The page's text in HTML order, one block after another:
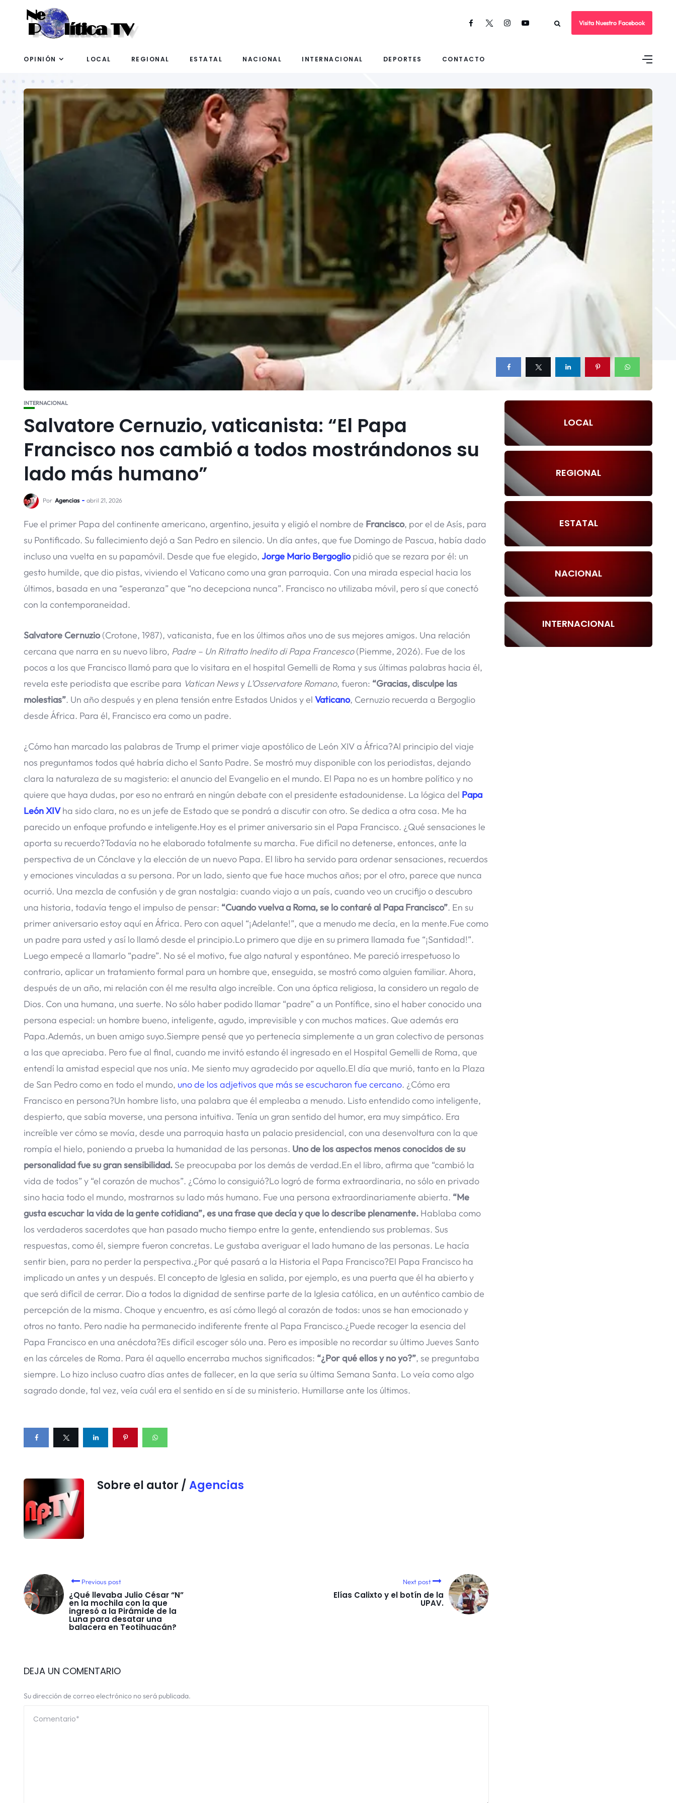
Visita Nuestro Facebook
OPINIÓN LOCAL REGIONAL ESTATAL NACIONAL INTERNACIONAL DEPORTES CONTACTO
INTERNACIONAL
Salvatore Cernuzio, vaticanista: “El Papa
Francisco nos cambió a todos mostrándonos su
lado más humano”
Por Agencias abril 21, 2026
Fue el primer Papa del continente americano, argentino, jesuita y eligió el nombre de Francisco, por el de Asís, para
su Pontificado. Su fallecimiento dejó a San Pedro en silencio. Un día antes, que fue Domingo de Pascua, había dado
incluso una vuelta en su papamóvil. Desde que fue elegido, Jorge Mario Bergogliopidió que se rezara por él: un
gesto humilde, que dio pistas, viviendo el Vaticano como una gran parroquia. Con una mirada especial hacia los
últimos, basada en una “esperanza” que “no decepciona nunca”. Francisco no utilizaba móvil, pero sí que conectó
con la contemporaneidad.
Salvatore Cernuzio(Crotone, 1987), vaticanista, fue en los últimos años uno de sus mejores amigos. Una relación
cercana que narra en su nuevo libro, Padre – Un Ritratto Inedito di Papa Francesco(Piemme, 2026). Fue de los
pocos a los que Francisco llamó para que lo visitara en el hospital Gemelli de Roma y sus últimas palabras hacia él,
revela este periodista que escribe para Vatican Newsy L’Osservatore Romano, fueron: “Gracias, disculpe las
molestias”. Un año después y en plena tensión entre Estados Unidos y el Vaticano, Cernuzio recuerda a Bergoglio
desde África. Para él, Francisco era como un padre.
¿Cómo han marcado las palabras de Trump el primer viaje apostólico de León XIV a África?Al principio del viaje
nos preguntamos todos qué habría dicho el Santo Padre. Se mostró muy disponible con los periodistas, dejando
clara la naturaleza de su magisterio: el anuncio del Evangelio en el mundo. El Papa no es un hombre político y no
quiere que haya dudas, por eso no entrará en ningún debate con el presidente estadounidense. La lógica del Papa
León XIVha sido clara, no es un jefe de Estado que se pondrá a discutir con otro. Se dedica a otra cosa. Me ha
parecido un enfoque profundo e inteligente.Hoy es el primer aniversario sin el Papa Francisco. ¿Qué sensaciones le
aporta su recuerdo?Todavía no he elaborado totalmente su marcha. Fue difícil no detenerse, entonces, ante la
perspectiva de un Cónclave y la elección de un nuevo Papa. El libro ha servido para ordenar sensaciones, recuerdos
y emociones vinculadas a su persona. Por un lado, siento que fue hace muchos años; por el otro, parece que nunca
ocurrió. Una mezcla de confusión y de gran nostalgia: cuando viajo a un país, cuando veo un crucifijo o descubro
una historia, todavía tengo el impulso de pensar: “Cuando vuelva a Roma, se lo contaré al Papa Francisco”. En su
primer aniversario estoy aquí en África. Pero con aquel “¡Adelante!”, que a menudo me decía, en la mente.Fue como
un padre para usted y así lo llamó desde el principio.Lo primero que dije en su primera llamada fue “¡Santidad!”.
Luego empecé a llamarlo “padre”. No sé el motivo, fue algo natural y espontáneo. Me pareció irrespetuoso lo
contrario, aplicar un tratamiento formal para un hombre que, enseguida, se mostró como alguien familiar. Ahora,
después de un año, mi relación con él me resulta algo increíble. Con una óptica religiosa, la considero un regalo de
Dios. Con una humana, una suerte. No sólo haber podido llamar “padre” a un Pontífice, sino el haber conocido una
persona especial: un hombre bueno, inteligente, agudo, imprevisible y con muchos matices. Que además era
Papa.Además, un buen amigo suyo.Siempre pensé que yo pertenecía simplemente a un gran colectivo de personas
a las que apreciaba. Pero fue al final, cuando me invitó estando él ingresado en el Hospital Gemelli de Roma, que
entendí la amistad especial que nos unía. Me siento muy agradecido por aquello.El día que murió, tanto en la Plaza
de San Pedro como en todo el mundo, uno de los adjetivos que más se escucharon fue cercano. ¿Cómo era
Francisco en persona?Un hombre listo, una palabra que él empleaba a menudo. Listo entendido como inteligente,
despierto, que sabía moverse, una persona intuitiva. Tenía un gran sentido del humor, era muy simpático. Era
increíble ver cómo se movía, desde una parroquia hasta un palacio presidencial, con una desenvoltura con la que
rompía el hielo, poniendo a prueba la humanidad de las personas. Uno de los aspectos menos conocidos de su
personalidad fue su gran sensibilidad. Se preocupaba por los demás de verdad.En el libro, afirma que “cambió la
vida de todos” y “el corazón de muchos”. ¿Cómo lo consiguió?Lo logró de forma extraordinaria, no sólo en privado
sino hacia todo el mundo, mostrarnos su lado más humano. Fue una persona extraordinariamente abierta. “Me
gusta escuchar la vida de la gente cotidiana”, es una frase que decía y que lo describe plenamente. Hablaba como
los verdaderos sacerdotes que han pasado mucho tiempo entre la gente, entendiendo sus problemas. Sus
respuestas, como él, siempre fueron concretas. Le gustaba averiguar el lado humano de las personas. Le hacía
sentir bien, para no perder la perspectiva.¿Por qué pasará a la Historia el Papa Francisco?El Papa Francisco ha
implicado un antes y un después. El concepto de Iglesia en salida, por ejemplo, es una puerta que él ha abierto y
que será difícil de cerrar. Dio a todos la dignidad de sentirse parte de la Iglesia católica, en un auténtico cambio de
percepción de la misma. Choque y encuentro, es así cómo llegó al corazón de todos: unos se han emocionado y
otros no tanto. Pero nadie ha permanecido indiferente frente al Papa Francisco.¿Puede recoger la esencia del
Papa Francisco en una anécdota?Es difícil escoger sólo una. Pero es imposible no recordar su último Jueves Santo
en las cárceles de Roma. Para él aquello encerraba muchos significados: “¿Por qué ellos y no yo?”, se preguntaba
siempre. Lo hizo incluso cuatro días antes de fallecer, en la que sería su última Semana Santa. Lo veía como algo
sagrado donde, tal vez, veía cuál era el sentido en sí de su ministerio. Humillarse ante los últimos.
Sobre el autor / Agencias
Previous post
¿Qué llevaba Julio César “N”
en la mochila con la que
ingresó a la Pirámide de la
Luna para desatar una
balacera en Teotihuacán?
Next post
Elías Calixto y el botín de la
UPAV.
DEJA UN COMENTARIO
Su dirección de correo electrónico no será publicada.
LOCAL
REGIONAL
ESTATAL
NACIONAL
INTERNACIONAL